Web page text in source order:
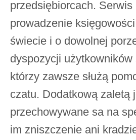
przedsiębiorcach.
prowadzenie
świecie i o dowolnej
dyspozycji
którzy zawsze służą
czatu. Dodatkową zaletą
przechowywane sa na
im zniszczenie ani